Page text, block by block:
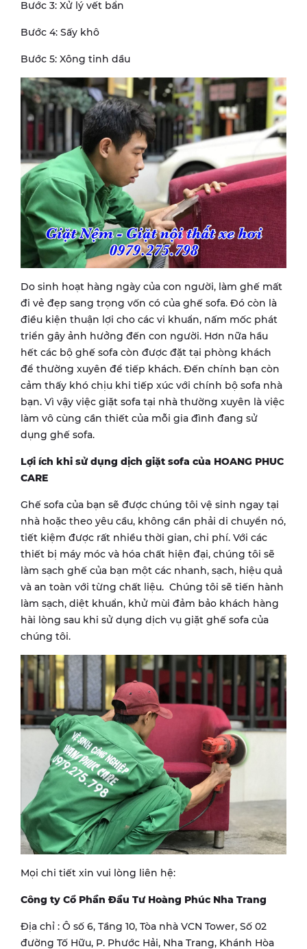
Bước 3: Xử lý vết bẩn
Bước 4: Sấy khô
Bước 5: Xông tinh dầu
Do sinh hoạt hàng ngày của con người, làm ghế mất
đi vẻ đẹp sang trọng vốn có của ghế sofa. Đó còn là
điều kiện thuận lợi cho các vi khuẩn, nấm mốc phát
triển gây ảnh hưởng đến con người. Hơn nữa hầu
hết các bộ ghế sofa còn được đặt tại phòng khách
để thường xuyên để tiếp khách. Đến chính bạn còn
cảm thấy khó chịu khi tiếp xúc với chính bộ sofa nhà
bạn. Vì vậy việc giặt sofa tại nhà thường xuyên là việc
làm vô cùng cần thiết của mỗi gia đình đang sử
dụng ghế sofa.
Lợi ích khi sử dụng dịch giặt sofa của HOANG PHUC
CARE
Ghế sofa của bạn sẽ được chúng tôi vệ sinh ngay tại
nhà hoặc theo yêu cầu, không cần phải di chuyển nó,
tiết kiệm được rất nhiều thời gian, chi phí. Với các
thiết bị máy móc và hóa chất hiện đại, chúng tôi sẽ
làm sạch ghế của bạn một các nhanh, sạch, hiệu quả
và an toàn với từng chất liệu. Chúng tôi sẽ tiến hành
làm sạch, diệt khuẩn, khử mùi đảm bảo khách hàng
hài lòng sau khi sử dụng dịch vụ giặt ghế sofa của
chúng tôi.
Mọi chi tiết xin vui lòng liên hệ:
Công ty Cổ Phần Đầu Tư Hoàng Phúc Nha Trang
Địa chỉ : Ô số 6, Tầng 10, Tòa nhà VCN Tower, Số 02
đường Tố Hữu, P. Phước Hải, Nha Trang, Khánh Hòa